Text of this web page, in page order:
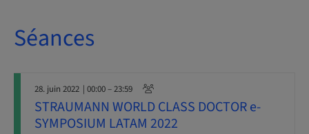
Séances
28. juin 2022 | 00:00 – 23:59
STRAUMANN WORLD CLASS DOCTOR e-
SYMPOSIUM LATAM 2022